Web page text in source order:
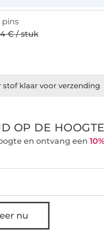
pins
€ / stuk
stof klaar voor verzending
OP DE
en ontvang een
nu